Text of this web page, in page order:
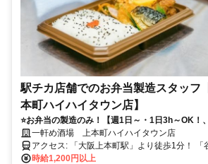
駅チカ店舗でのお弁当製造スタッ
本町ハイハイタウン店】
⭐️お弁当の製造のみ！【週1日～・1日3h～OK！
⏩️駅チカ徒歩1分⭐️未経験OK＆履歴書不要！⭐️髪
ピアスOK！
一軒め酒場 上本町ハイハイタウン店
アクセス: 「大阪上本町駅」より徒歩1分！ 「谷町九丁目駅」より徒
歩3分 ＊駅チカで通勤ラクラク！ ＊「なんば駅」～「大阪上本町駅」
時給1,200円以上